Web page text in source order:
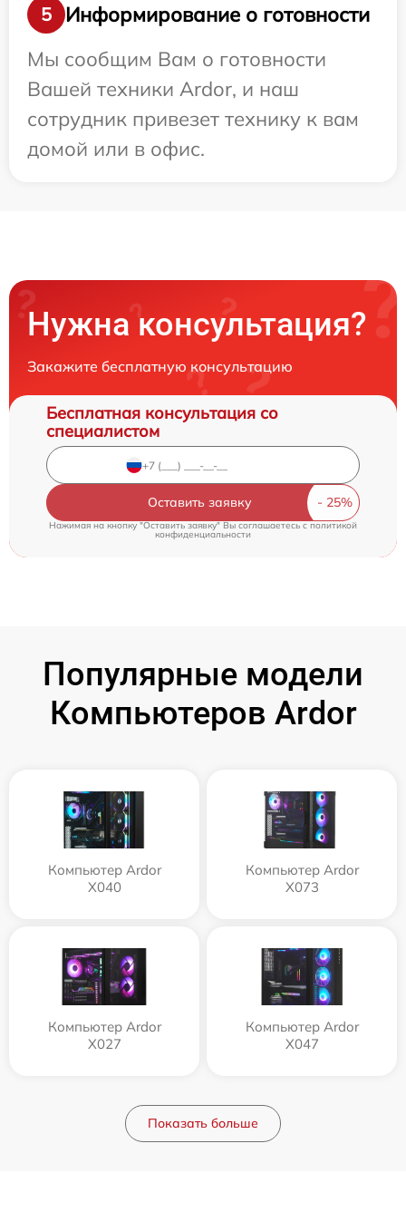
5
Информирование о готовности
Мы сообщим Вам о готовности
Вашей техники Ardor, и наш
сотрудник привезет технику к вам
домой или в офис.
Нужна консультация?
Закажите бесплатную консультацию
Бесплатная консультация со
специалистом
Оставить заявку
Нажимая на кнопку "Оставить заявку" Вы соглашаетесь cполитикой
конфиденциальности
Популярные модели
Компьютеров Ardor
Компьютер Ardor
X040
Компьютер Ardor
X073
Компьютер Ardor
X027
Компьютер Ardor
X047
Показать больше